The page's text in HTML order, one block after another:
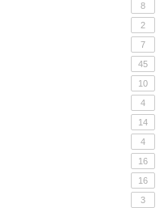
8
2
7
45
10
4
14
4
16
16
3